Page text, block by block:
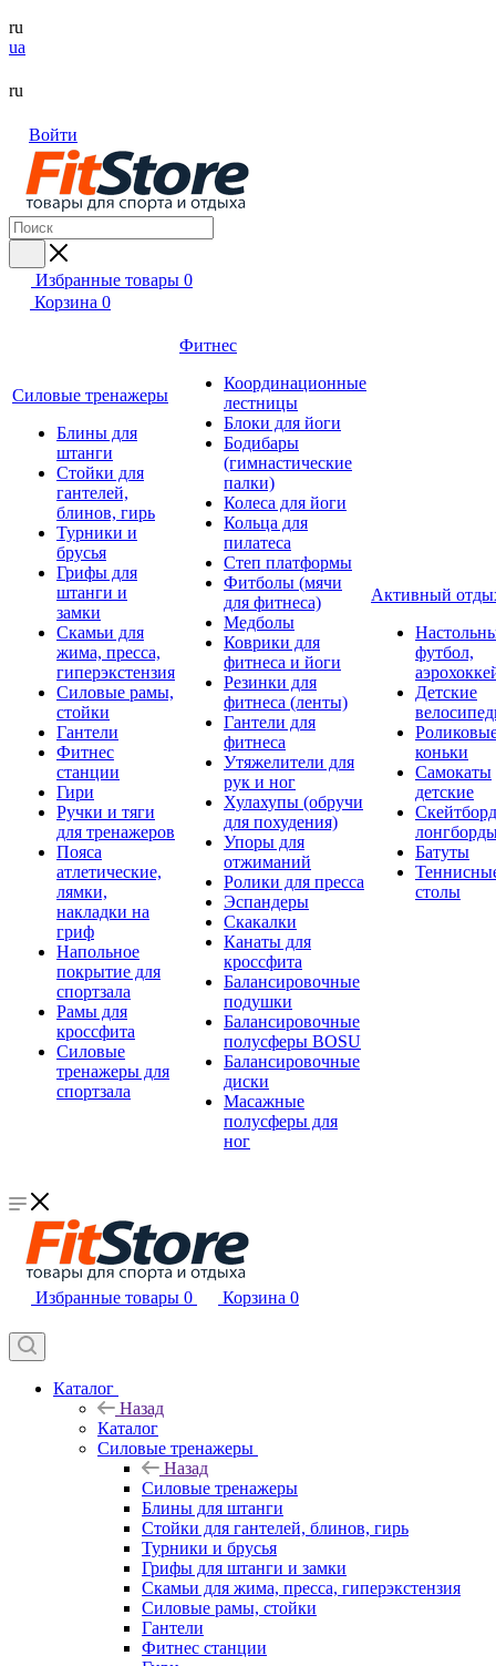
ru
ua
ru
Войти
Избранные товары 0
Корзина 0
Силовые тренажеры
Блины для
штанги
Стойки для
гантелей,
блинов, гирь
Турники и
брусья
Грифы для
штанги и
замки
Скамьи для
жима, пресса,
гиперэкстензия
Силовые рамы,
стойки
Гантели
Фитнес
станции
Гири
Ручки и тяги
для тренажеров
Пояса
атлетические,
лямки,
накладки на
гриф
Напольное
покрытие для
спортзала
Рамы для
кроссфита
Силовые
тренажеры для
спортзала
Фитнес
Координационные
лестницы
Блоки для йоги
Бодибары
(гимнастические
палки)
Колеса для йоги
Кольца для
пилатеса
Степ платформы
Фитболы (мячи
для фитнеса)
Медболы
Коврики для
фитнеса и йоги
Резинки для
фитнеса (ленты)
Гантели для
фитнеса
Утяжелители для
рук и ног
Хулахупы (обручи
для похудения)
Упоры для
отжиманий
Ролики для пресса
Эспандеры
Скакалки
Канаты для
кроссфита
Балансировочные
подушки
Балансировочные
полусферы BOSU
Балансировочные
диски
Масажные
полусферы для
ног
Активный
футбол,
Детские
коньки
Самокаты
детские
Батуты
столы
Избранные товары 0 Корзина 0
Каталог
Назад
Каталог
Силовые тренажеры
Назад
Силовые тренажеры
Блины для штанги
Стойки для гантелей, блинов, гирь
Турники и брусья
Грифы для штанги и замки
Скамьи для жима, пресса, гиперэкстензия
Силовые рамы, стойки
Гантели
Фитнес станции